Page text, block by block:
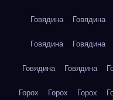
Говядина Говядина
Говядина Говядина
Говядина Говядина
Горох Горох Горох